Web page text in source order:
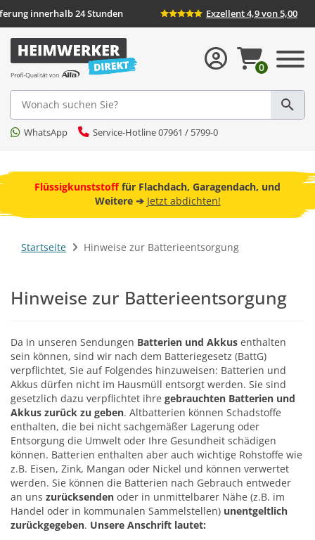
innerhalb 24 Stunden Exzellent 4,9 von 5,00
Suche
WhatsApp Service-Hotline 07961 / 5799-0
0
Flüssigkunststofffür Flachdach, Garagendach, und
Weitere ➔ Jetzt abdichten!
Startseite Hinweise zur Batterieentsorgung
Hinweise zur Batterieentsorgung
Da in unseren Sendungen Batterien und Akkus enthalten
sein können, sind wir nach dem Batteriegesetz (BattG)
verpflichtet, Sie auf Folgendes hinzuweisen: Batterien und
Akkus dürfen nicht im Hausmüll entsorgt werden. Sie sind
gesetzlich dazu verpflichtet ihre gebrauchten Batterien und
Akkus zurück zu geben. Altbatterien können Schadstoffe
enthalten, die bei nicht sachgemäßer Lagerung oder
Entsorgung die Umwelt oder Ihre Gesundheit schädigen
können. Batterien enthalten aber auch wichtige Rohstoffe wie
z.B. Eisen, Zink, Mangan oder Nickel und können verwertet
werden. Sie können die Batterien nach Gebrauch entweder
an uns zurücksenden oder in unmittelbarer Nähe (z.B. im
Handel oder in kommunalen Sammelstellen) unentgeltlich
zurückgegeben. Unsere Anschrift lautet: